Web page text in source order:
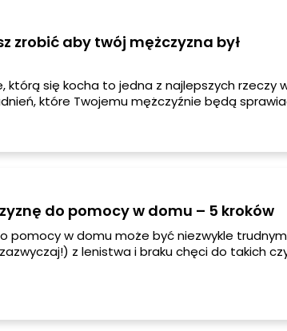
zrobić aby twój mężczyzna był
którą się kocha to jedna z najlepszych rzeczy
które Twojemu mężczyźnie będą
do pomocy w domu – 5 kroków
pomocy w domu może być niezwykle trudnym
z lenistwa i braku chęci do takich